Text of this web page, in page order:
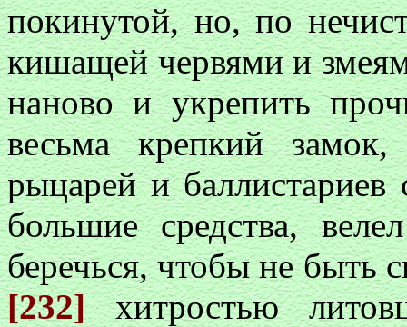
покинутой, но, по
кишащей червями и
наново и укрепить
весьма крепкий
рыцарей и баллистариев
большие средства,
беречься, чтобы не быть
[232]
хитростью